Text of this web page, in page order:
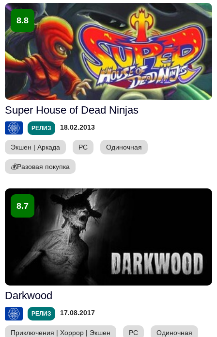
8.8
Super House of Dead Ninjas
РЕЛИЗ 18.02.2013
Экшен | Аркада PC Одиночная
💰Разовая покупка
8.7
Darkwood
РЕЛИЗ 17.08.2017
Приключения | Хоррор | Экшен PC Одиночная